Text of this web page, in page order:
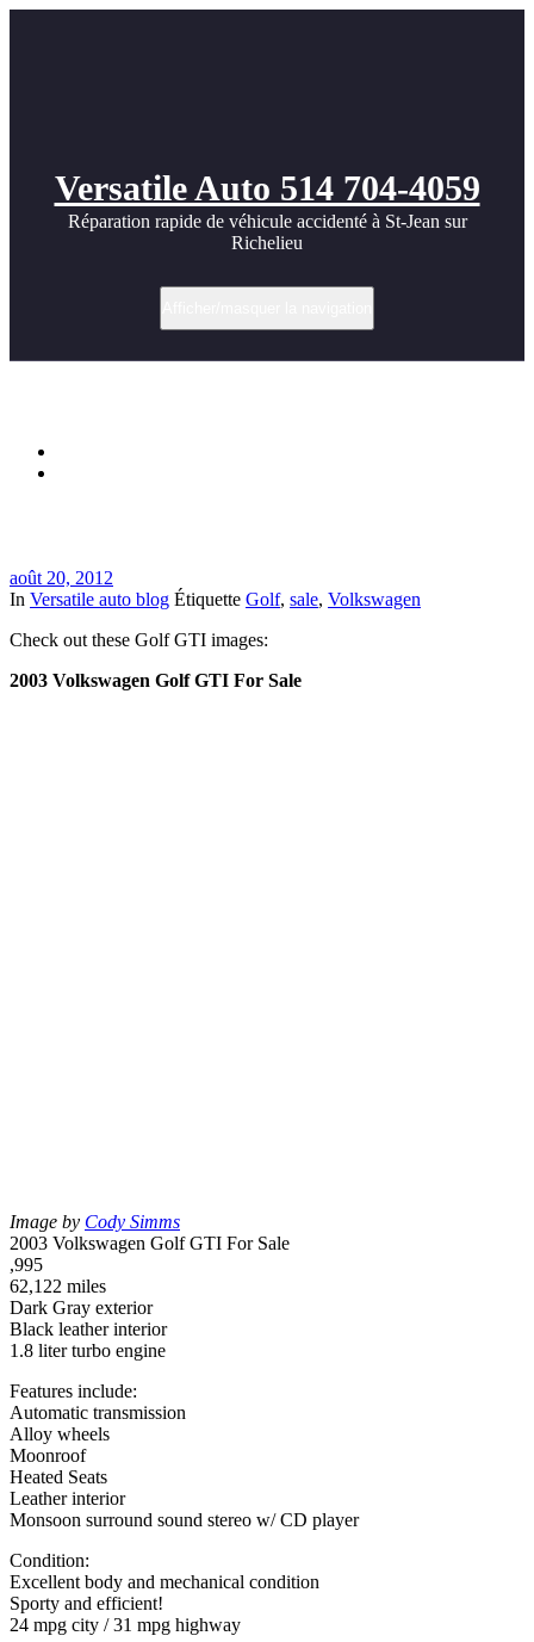
Versatile Auto 514 704-4059
Réparation rapide de véhicule accidenté à St-Jean sur
Richelieu
août 20, 2012
In Versatile auto blog Étiquette Golf, sale, Volkswagen
Check out these Golf GTI images:
2003 Volkswagen Golf GTI For Sale
Image by Cody Simms
2003 Volkswagen Golf GTI For Sale
,995
62,122 miles
Dark Gray exterior
Black leather interior
1.8 liter turbo engine
Features include:
Automatic transmission
Alloy wheels
Moonroof
Heated Seats
Leather interior
Monsoon surround sound stereo w/ CD player
Condition:
Excellent body and mechanical condition
Sporty and efficient!
24 mpg city / 31 mpg highway